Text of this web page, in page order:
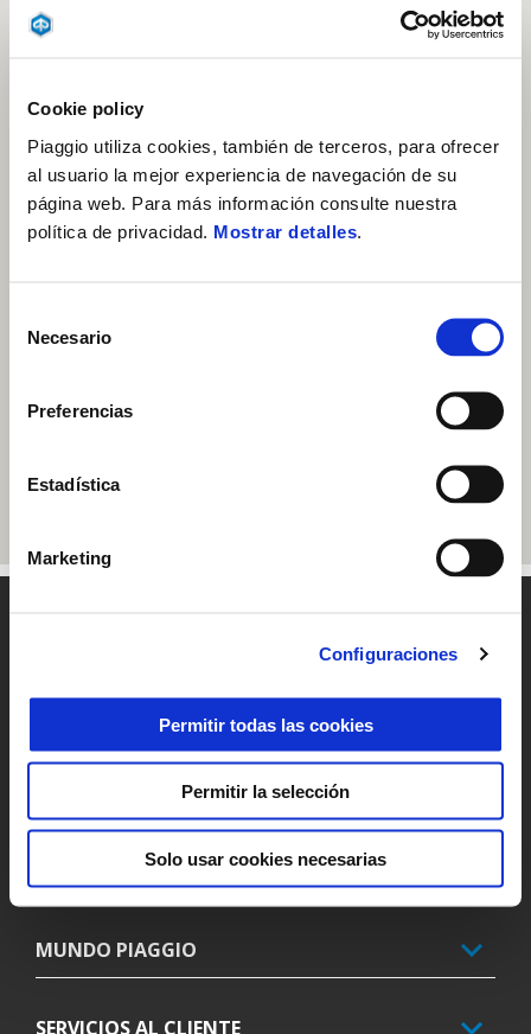
Cookie policy
Piaggio utiliza cookies, también de terceros, para ofrecer
al usuario la mejor experiencia de navegación de su
página web. Para más información consulte nuestra
política de privacidad. Mostrar detalles
Necesario
Preferencias
Estadística
Marketing
Configuraciones
Permitir todas las cookies
Permitir la selección
Solo usar cookies necesarias
ACCESORIOS
MUNDO PIAGGIO
SERVICIOS AL CLIENTE